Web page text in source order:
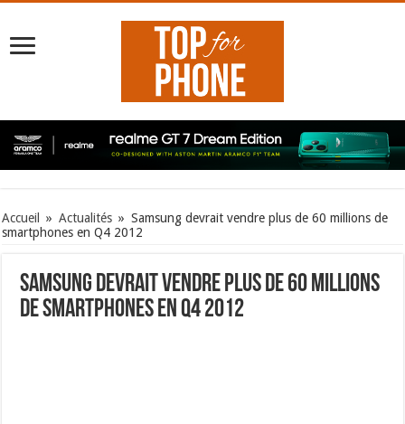
Accueil » Actualités » Samsung devrait vendre plus de 60 millions de
smartphones en Q4 2012
Samsung devrait vendre plus de 60 millions
de smartphones en Q4 2012